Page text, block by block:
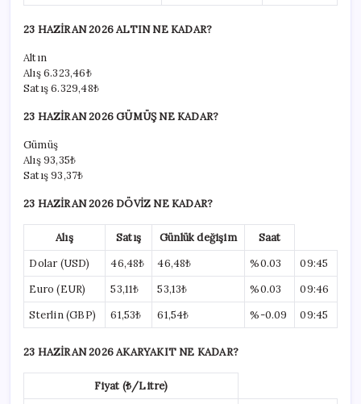
23 HAZİRAN 2026 ALTIN NE KADAR?
Altın
Alış6.323,46₺
Satış6.329,48₺
23 HAZİRAN 2026 GÜMÜŞ NE KADAR?
Gümüş
Alış93,35₺
Satış93,37₺
23 HAZİRAN 2026 DÖVİZ NE KADAR?
Alış Satış Günlük değişim
Saat
Dolar (USD)
46,48₺ 46,48₺ %0.03
09:45
Euro (EUR)
53,11₺ 53,13₺ %0.03
09:46
Sterlin (GBP)
61,53₺ 61,54₺ %-0.09 09:45
23 HAZİRAN 2026 AKARYAKIT NE KADAR?
Fiyat (₺/Litre)